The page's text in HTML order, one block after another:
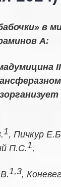
в
А:
1, Пичкур
П.С.1,
1,3,